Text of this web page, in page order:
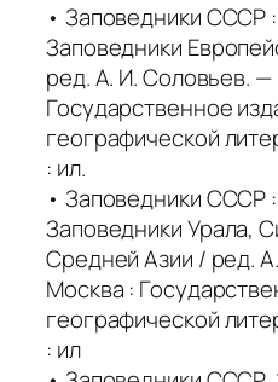
• Заповедники СССР :
Заповедники
ред. А. И. Соловьев.
Государственное
географической
: ил.
• Заповедники СССР :
Заповедники Урала,
Средней Азии / ред.
Москва :
географической
: ил